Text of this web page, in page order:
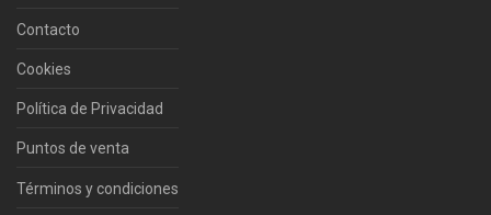
Contacto
Cookies
Política de Privacidad
Puntos de venta
Términos y condiciones